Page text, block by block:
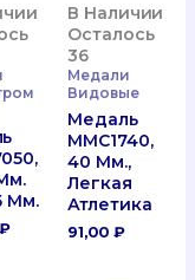
Мм.
₽
В Наличии
Осталось
36
Медали
Видовые
Медаль
MMC1740,
40 Мм.,
Легкая
Атлетика
91,00 ₽